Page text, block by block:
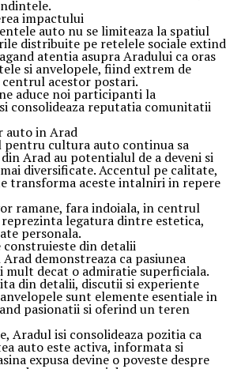
impactului
auto nu se limiteaza la spatiul
distribuite pe retelele sociale extind
atentia asupra Aradului ca oras
si anvelopele, fiind extrem de
centrul acestor postari.
aduce noi participanti la
consolideaza reputatia comunitatii
auto in Arad
pentru cultura auto continua sa
Arad au potentialul de a deveni si
diversificate. Accentul pe calitate,
transforma aceste intalniri in repere
ramane, fara indoiala, in centrul
legatura dintre estetica,
personala.
construieste din detalii
demonstreaza ca pasiunea
mult decat o admiratie superficiala.
din detalii, discutii si experiente
sunt elemente esentiale in
pasionatii si oferind un teren
Aradul isi consolideaza pozitia ca
auto este activa, informata si
expusa devine o poveste despre